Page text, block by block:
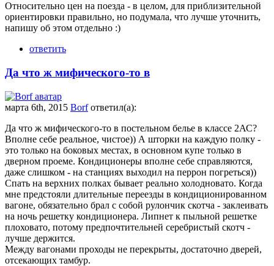
Относительно цен на поезда - в целом, для приблизительной
ориентировки правильно, но подумала, что лучше уточнить,
напишу об этом отдельно :)
ответить
Да что ж мифического-то в
марта 6th, 2015 Borfответил(а):
Да что ж мифического-то в постельном белье в классе 2АС?
Вполне себе реальное, чистое)) А шторки на каждую полку -
это только на боковых местах, в основном купе только в
дверном проеме. Кондиционеры вполне себе справляются,
даже слишком - на станциях выходил на перрон погреться))
Спать на верхних полках бывает реально холодновато. Когда
мне предстояли длительные переезды в кондиционированном
вагоне, обязательно брал с собой рулончик скотча - заклеивать
на ночь решетку кондиционера. Липнет к пыльной решетке
плоховато, потому предпочтительней серебристый скотч -
лучше держится.
Между вагонами проходы не перекрыты, достаточно дверей,
отсекающих тамбур.